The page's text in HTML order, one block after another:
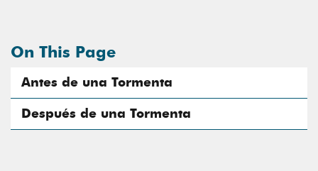
On This Page
Antes de una Tormenta
Después de una Tormenta